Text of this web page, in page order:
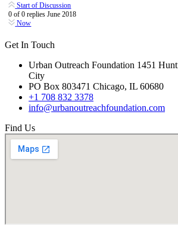
Start of Discussion
0 of0 repliesJune 2018
Now
Get In Touch
Urban Outreach Foundation 1451
City
PO Box 803471 Chicago, IL 60680
+1 708 832 3378
info@urbanoutreachfoundation.com
Find Us